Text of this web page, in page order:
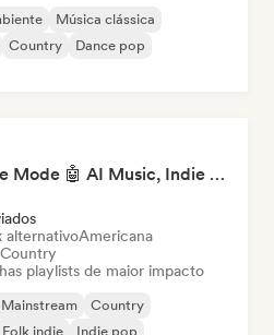
Música clássica
Country
Dance pop
Pop Machine Mode 🤖 AI Music, Indie Pop & Dream Pop
alternativoAmericana
Country
playlists de maior impacto
Country
Folk indie Indie pop